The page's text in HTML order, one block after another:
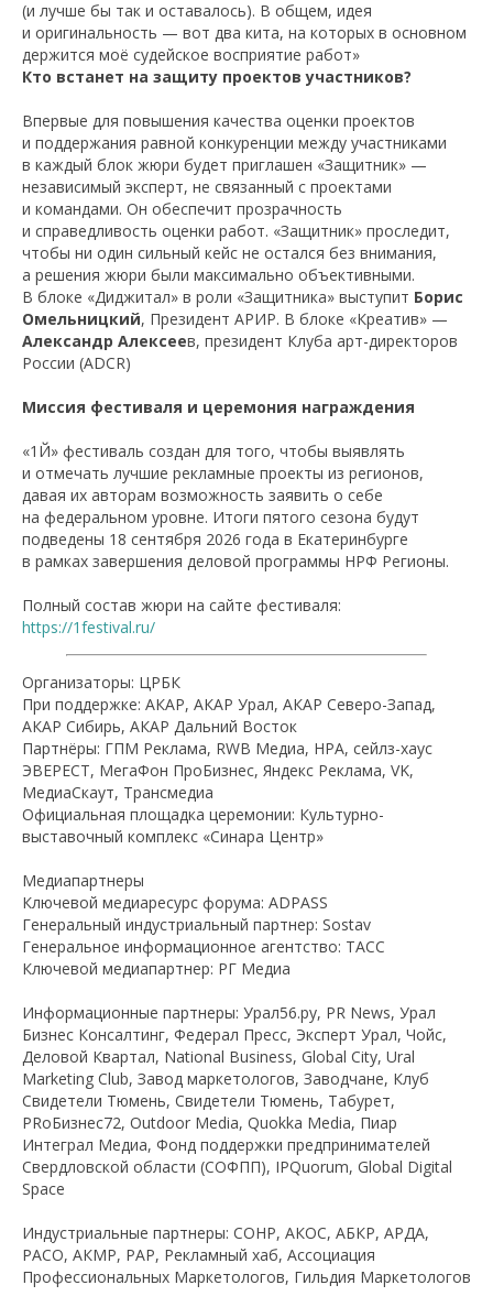
(и лучше бы так и оставалось). В общем, идея
и оригинальность — вот два кита, на которых в основном
держится моё судейское восприятие работ»
Кто встанет на защиту проектов участников?
Впервые для повышения качества оценки проектов
и поддержания равной конкуренции между участниками
в каждый блок жюри будет приглашен «Защитник» —
независимый эксперт, не связанный с проектами
и командами. Он обеспечит прозрачность
и справедливость оценки работ. «Защитник» проследит,
чтобы ни один сильный кейс не остался без внимания,
а решения жюри были максимально объективными.
В блоке «Диджитал» в роли «Защитника» выступит Борис
Омельницкий, Президент АРИР. В блоке «Креатив» —
Александр Алексеев, президент Клуба арт-директоров
России (ADCR)
Миссия фестиваля и церемония награждения
«1Й» фестиваль создан для того, чтобы выявлять
и отмечать лучшие рекламные проекты из регионов,
давая их авторам возможность заявить о себе
на федеральном уровне. Итоги пятого сезона будут
подведены 18 сентября 2026 года в Екатеринбурге
в рамках завершения деловой программы НРФ Регионы.
Полный состав жюри на сайте фестиваля:
https://1festival.ru/
Организаторы: ЦРБК
При поддержке: АКАР, АКАР Урал, АКАР Северо-Запад,
АКАР Сибирь, АКАР Дальний Восток
Партнёры: ГПМ Реклама, RWB Медиа, НРА, сейлз-хаус
ЭВЕРЕСТ, МегаФон ПроБизнес, Яндекс Реклама, VK,
МедиаСкаут, Трансмедиа
Официальная площадка церемонии: Культурно-
выставочный комплекс «Синара Центр»
Медиапартнеры
Ключевой медиаресурс форума: ADPASS
Генеральный индустриальный партнер: Sostav
Генеральное информационное агентство: ТАСС
Ключевой медиапартнер: РГ Медиа
Информационные партнеры: Урал56.ру, PR News, Урал
Бизнес Консалтинг, Федерал Пресс, Эксперт Урал, Чойс,
Деловой Квартал, National Business, Global City, Ural
Marketing Club, Завод маркетологов, Заводчане, Клуб
Свидетели Тюмень, Свидетели Тюмень, Табурет,
PRоБизнес72, Outdoor Media, Quokka Media, Пиар
Интеграл Медиа, Фонд поддержки предпринимателей
Свердловской области (СОФПП), IPQuorum, Global Digital
Space
Индустриальные партнеры: СОНР, АКОС, АБКР, АРДА,
РАСО, АКМР, РАР, Рекламный хаб, Ассоциация
Профессиональных Маркетологов, Гильдия Маркетологов